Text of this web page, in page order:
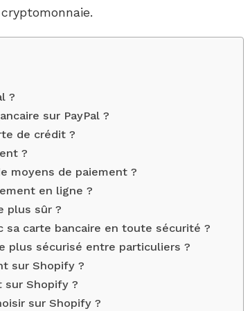
?
sur PayPal ?
de crédit ?
?
moyens de paiement ?
en ligne ?
plus sûr ?
sa carte bancaire en toute sécurité ?
plus sécurisé entre particuliers ?
sur Shopify ?
sur Shopify ?
sur Shopify ?